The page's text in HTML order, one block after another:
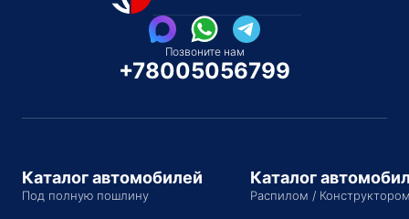
Позвоните нам
+78005056799
Каталог автомобилей
Под полную пошлину
Каталог
Распилом /